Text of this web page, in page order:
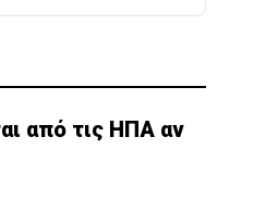
από τις ΗΠΑ αν